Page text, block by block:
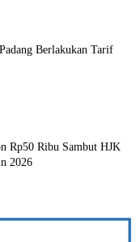
Berlakukan Tarif
Rp50 Ribu Sambut HJK
2026